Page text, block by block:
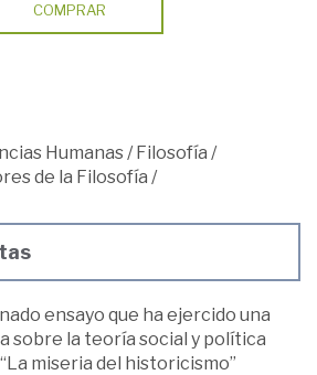
COMPRAR
Humanas/Filosofía /
de la Filosofía /
ensayo que ha ejercido una
sobre la teoría social y política
miseria del historicismo”